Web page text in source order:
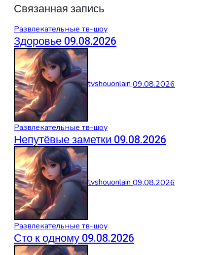
Связанная запись
Развлекательные тв-шоу
Здоровье 09.08.2026
tvshouonlain09.08.2026
Развлекательные тв-шоу
Непутёвые заметки 09.08.2026
tvshouonlain09.08.2026
Развлекательные тв-шоу
Сто к одному 09.08.2026